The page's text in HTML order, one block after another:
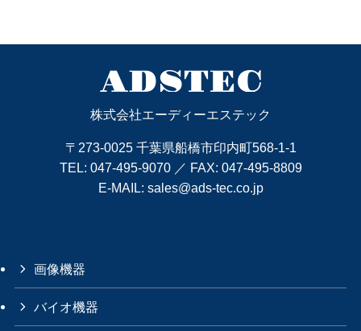
株式会社エーディーエステック
〒273-0025 千葉県船橋市印内町568-1-1
TEL: 047-495-9070／ FAX: 047-495-8809
E-MAIL: sales@ads-tec.co.jp
画像機器
バイオ機器